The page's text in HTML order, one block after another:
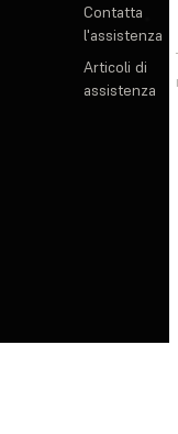
Contatta
l'assistenza
Articoli di
assistenza